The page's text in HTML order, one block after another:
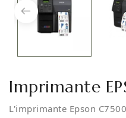
Imprimante
L'imprimante Epson